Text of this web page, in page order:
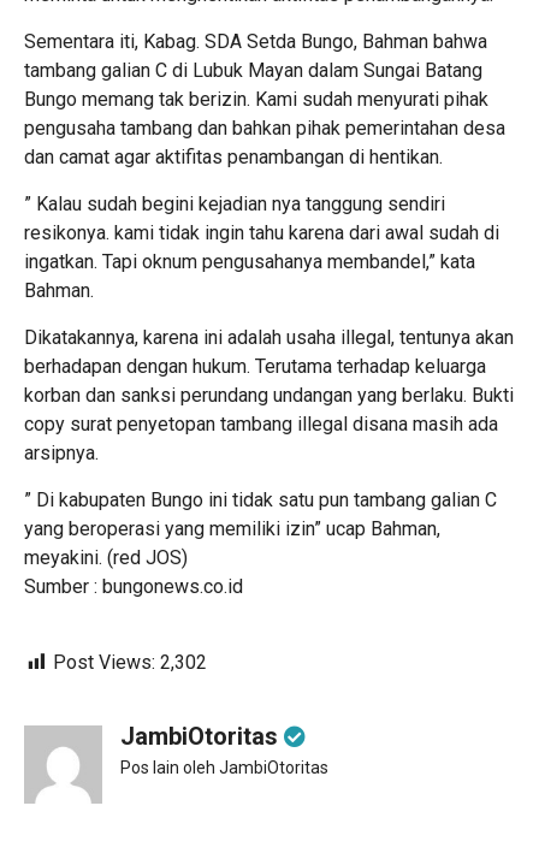
Sementara iti, Kabag. SDA Setda Bungo, Bahman bahwa
tambang galian C di Lubuk Mayan dalam Sungai Batang
Bungo memang tak berizin. Kami sudah menyurati pihak
pengusaha tambang dan bahkan pihak pemerintahan desa
dan camat agar aktifitas penambangan di hentikan.
” Kalau sudah begini kejadian nya tanggung sendiri
resikonya. kami tidak ingin tahu karena dari awal sudah di
ingatkan. Tapi oknum pengusahanya membandel,” kata
Bahman.
Dikatakannya, karena ini adalah usaha illegal, tentunya akan
berhadapan dengan hukum. Terutama terhadap keluarga
korban dan sanksi perundang undangan yang berlaku. Bukti
copy surat penyetopan tambang illegal disana masih ada
arsipnya.
” Di kabupaten Bungo ini tidak satu pun tambang galian C
yang beroperasi yang memiliki izin” ucap Bahman,
meyakini. (red JOS)
Sumber : bungonews.co.id
Post Views: 2,302
JambiOtoritas
Pos lain oleh JambiOtoritas